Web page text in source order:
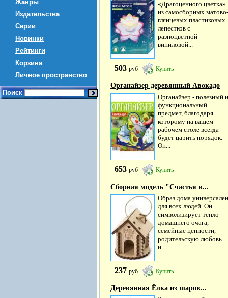
Жанры
Издательства
Серии
Новинки
Рейтинги
Корзина
Личное пространство
Поиск
«Драгоценного цветка»
из самосборных матово-
глянцевых пластиковых
лепестков с
разноцветной
виниловой...
503 руб Купить
Органайзер деревянный Авокадо
Органайзер - полезный и
функциональный
предмет, благодаря
которому на вашем
рабочем столе всегда
будет царить порядок.
Он...
653 руб Купить
Сборная модель "Счастья в...
Образ дома универсален
для всех людей. Он
символизирует тепло
домашнего очага,
семейные ценности,
родительскую любовь
и...
237 руб Купить
Деревянная Ёлка из шаров...